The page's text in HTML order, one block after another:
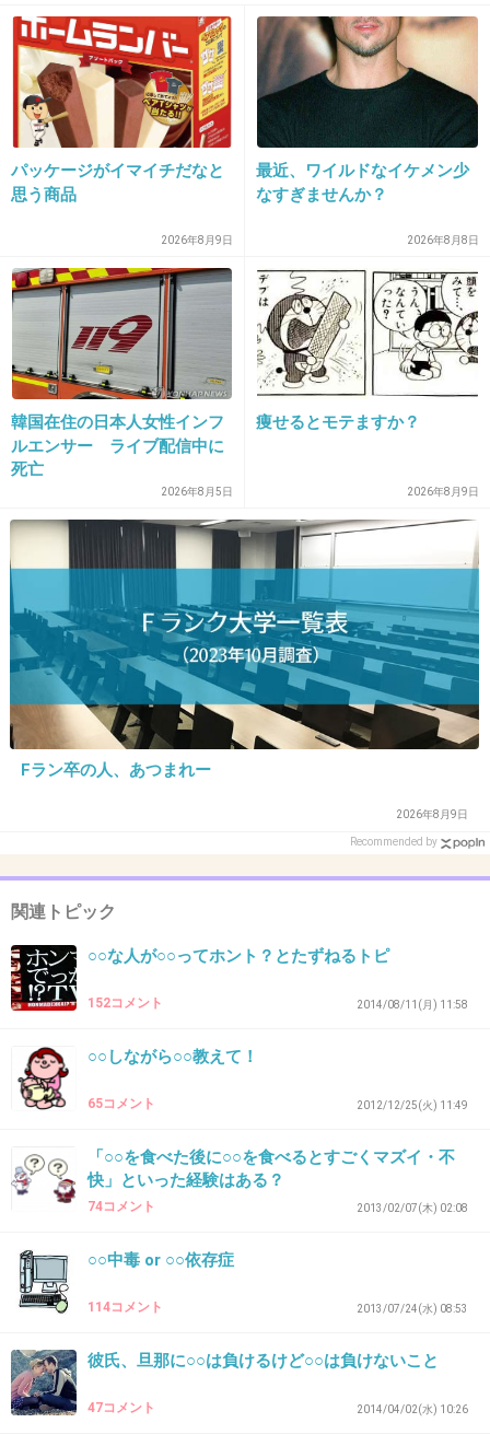
5年後の35歳の私へ
さすがにもう結婚してますよね？結婚おめでと
う！
子供いるかな？出産おめでとう！
初心を忘れずにマイペースで気楽にがんばって
2014/09/13(土) 20:23:38
1年後の私へ
笑顔は増えたかな？増えてるといいな。
どんな事があろうと何があろうと、
大切な心を捨てないでね失くさないでいてね。
+16 -2
31. 匿名2014/09/13(土) 20:24:15
1年後の自分へ
英語の勉強 続いてますか？
ピアノもまた始めてますか？
自分が何を好きか
何をやりたいのか
32. 匿名 2014/09/13(土) 20:24:41
生きていますか？
1日1日を大切に過ごしてください
-2
33. 匿名2014/09/13(土) 20:27:20
子供達は中学生に高校生。
金かかるぞ〜！！！
パッケージがイマイチだなと
思う商品
2026年8月9日
最近、ワイルドなイケメン少
なすぎませんか？
2026年8月8日
韓国在住の日本人女性インフ
ルエンサー ライブ配信中に
死亡
2026年8月5日
痩せるとモテますか？
2026年8月9日
Fラン卒の人、あつまれー
2026年8月9日
Recommended by
関連トピック
○○な人が○○ってホント？とたずねるトピ
152コメント 2014/08/11(月) 11:58
○○しながら○○教えて！
65コメント 2012/12/25(火) 11:49
「○○を食べた後に○○を食べるとすごくマズイ・不
快」といった経験はある？
74コメント 2013/02/07(木) 02:08
○○中毒 or ○○依存症
114コメント 2013/07/24(水) 08:53
彼氏、旦那に○○は負けるけど○○は負けないこと
47コメント 2014/04/02(水) 10:26